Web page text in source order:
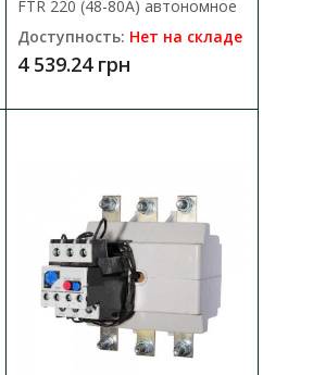
В сравнения
В закладки
В КОРЗИНУ
В сравнения
FTR 220 (48-80A) автономное
Доступность: Нет на складе
4 539.24 грн